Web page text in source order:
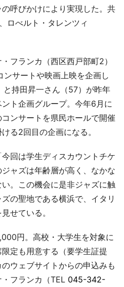
呼びかけにより実現した。共
ロべルト・タレンツィ
フランカ（西区西戸部町2）
サートや映画上映を企画し
持田昇一さん（57）が昨年
ト企画グループ。今年6月に
ンサートを県民ホールで開催
る2回目の企画になる。
回は学生ディスカウントチケ
ャズは年齢層が高く、なかな
。この機会に是非ジャズに触
の聖地である横浜で、イタリ
せている。
円。高校・大学生を対象に
定も用意する（要学生証提
ウェブサイトからの申込みも
フランカ（TEL 045-342-